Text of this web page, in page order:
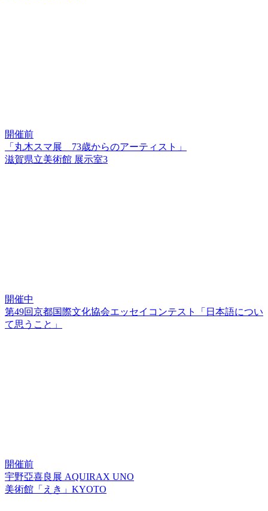
開催前
「丸木スマ展 73歳からのアーティスト」
滋賀県立美術館 展示室3
開催中
第49回京都国際文化協会エッセイコンテスト「日本語につい
て思うこと」
開催前
宇野亞喜良展 AQUIRAX UNO
美術館「えき」KYOTO